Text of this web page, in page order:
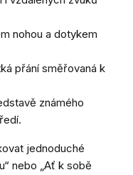
nohou a dotykem
přání směřovaná k
známého
jednoduché
nebo „Ať k sobě